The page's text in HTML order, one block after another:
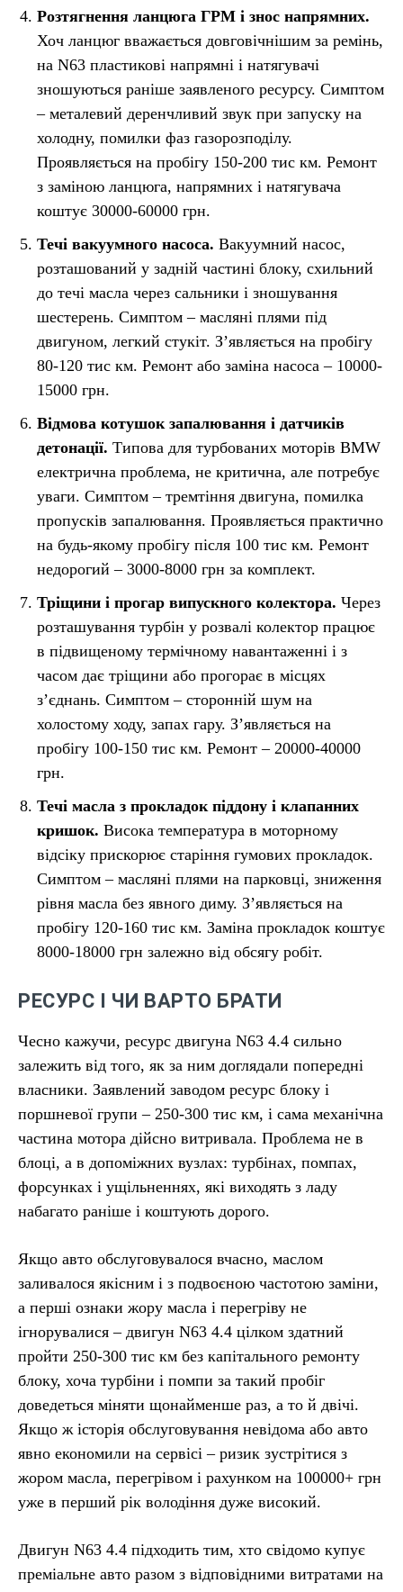
Розтягнення ланцюга ГРМ і знос напрямних.
Хоч ланцюг вважається довговічнішим за ремінь,
на N63 пластикові напрямні і натягувачі
зношуються раніше заявленого ресурсу. Симптом
– металевий деренчливий звук при запуску на
холодну, помилки фаз газорозподілу.
Проявляється на пробігу 150-200 тис км. Ремонт
з заміною ланцюга, напрямних і натягувача
коштує 30000-60000 грн.
Течі вакуумного насоса. Вакуумний насос,
розташований у задній частині блоку, схильний
до течі масла через сальники і зношування
шестерень. Симптом – масляні плями під
двигуном, легкий стукіт. Зʼявляється на пробігу
80-120 тис км. Ремонт або заміна насоса – 10000-
15000 грн.
Відмова котушок запалювання і датчиків
детонації. Типова для турбованих моторів BMW
електрична проблема, не критична, але потребує
уваги. Симптом – тремтіння двигуна, помилка
пропусків запалювання. Проявляється практично
на будь-якому пробігу після 100 тис км. Ремонт
недорогий – 3000-8000 грн за комплект.
Тріщини і прогар випускного колектора. Через
розташування турбін у розвалі колектор працює
в підвищеному термічному навантаженні і з
часом дає тріщини або прогорає в місцях
зʼєднань. Симптом – сторонній шум на
холостому ходу, запах гару. Зʼявляється на
пробігу 100-150 тис км. Ремонт – 20000-40000
грн.
Течі масла з прокладок піддону і клапанних
кришок. Висока температура в моторному
відсіку прискорює старіння гумових прокладок.
Симптом – масляні плями на парковці, зниження
рівня масла без явного диму. Зʼявляється на
пробігу 120-160 тис км. Заміна прокладок коштує
8000-18000 грн залежно від обсягу робіт.
РЕСУРС І ЧИ ВАРТО БРАТИ
Чесно кажучи, ресурс двигуна N63 4.4 сильно
залежить від того, як за ним доглядали попередні
власники. Заявлений заводом ресурс блоку і
поршневої групи – 250-300 тис км, і сама механічна
частина мотора дійсно витривала. Проблема не в
блоці, а в допоміжних вузлах: турбінах, помпах,
форсунках і ущільненнях, які виходять з ладу
набагато раніше і коштують дорого.
Якщо авто обслуговувалося вчасно, маслом
заливалося якісним і з подвоєною частотою заміни,
а перші ознаки жору масла і перегріву не
ігнорувалися – двигун N63 4.4 цілком здатний
пройти 250-300 тис км без капітального ремонту
блоку, хоча турбіни і помпи за такий пробіг
доведеться міняти щонайменше раз, а то й двічі.
Якщо ж історія обслуговування невідома або авто
явно економили на сервісі – ризик зустрітися з
жором масла, перегрівом і рахунком на 100000+ грн
уже в перший рік володіння дуже високий.
Двигун N63 4.4 підходить тим, хто свідомо купує
преміальне авто разом з відповідними витратами на